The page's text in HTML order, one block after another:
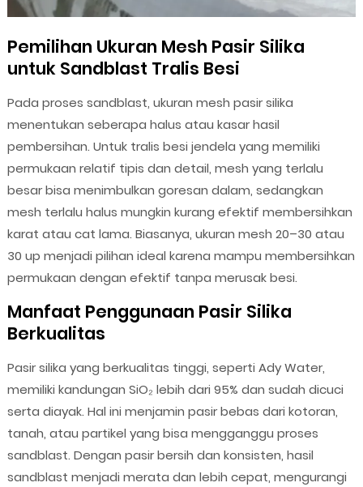
Pemilihan Ukuran Mesh Pasir Silika
untuk Sandblast Tralis Besi
Pada proses sandblast, ukuran mesh pasir silika
menentukan seberapa halus atau kasar hasil
pembersihan. Untuk tralis besi jendela yang memiliki
permukaan relatif tipis dan detail, mesh yang terlalu
besar bisa menimbulkan goresan dalam, sedangkan
mesh terlalu halus mungkin kurang efektif membersihkan
karat atau cat lama. Biasanya, ukuran mesh 20–30 atau
30 up menjadi pilihan ideal karena mampu membersihkan
permukaan dengan efektif tanpa merusak besi.
Manfaat Penggunaan Pasir Silika
Berkualitas
Pasir silika yang berkualitas tinggi, seperti Ady Water,
memiliki kandungan SiO₂ lebih dari 95% dan sudah dicuci
serta diayak. Hal ini menjamin pasir bebas dari kotoran,
tanah, atau partikel yang bisa mengganggu proses
sandblast. Dengan pasir bersih dan konsisten, hasil
sandblast menjadi merata dan lebih cepat, mengurangi